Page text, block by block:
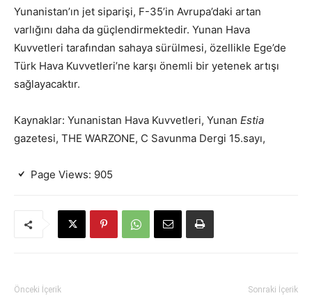
Yunanistan’ın jet siparişi, F-35’in Avrupa’daki artan
varlığını daha da güçlendirmektedir. Yunan Hava
Kuvvetleri tarafından sahaya sürülmesi, özellikle Ege’de
Türk Hava Kuvvetleri’ne karşı önemli bir yetenek artışı
sağlayacaktır.
Kaynaklar: Yunanistan Hava Kuvvetleri, Yunan Estia
gazetesi, THE WARZONE, C Savunma Dergi 15.sayı,
Page Views: 905
Önceki İçerik Sonraki İçerik